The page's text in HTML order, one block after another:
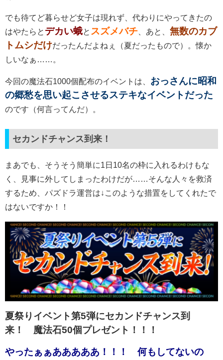
でも待てど暮らせど女子は現れず、代わりにやってきたの
はやたらと デカい蛾と スズメバチ 、あと、 無数のカブ
トムシだけだったんだよねぇ（夏だったもので）。懐か
しいなぁ……。
今回の魔法石1000個配布のイベントは、 おっさんに昭和
の郷愁を思い起こさせるステキなイベントだった
のです（何言ってんだ）。
セカンドチャンス到来！
まあでも、そうそう簡単に1日10名の枠に入れるわけもな
く、見事に外してしまったわけだが……そんな人々を救済
するため、パズドラ運営は↓このような措置をしてくれたで
はないですか！！
夏祭りイベント第5弾にセカンドチャンス到
来！ 魔法石50個プレゼント！！！
やったぁぁあああああ！！！ 何もしてないの